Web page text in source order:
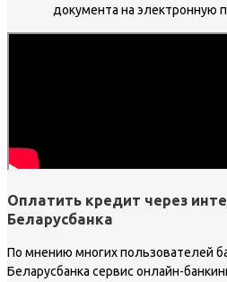
документа на электронную
Оплатить кредит через
Беларусбанка
По мнению многих пользователей
Беларусбанка сервис онлайн-